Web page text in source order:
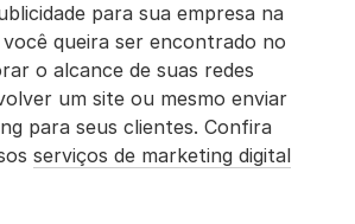
para sua empresa na
queira ser encontrado no
o alcance de suas redes
um site ou mesmo enviar
para seus clientes. Confira
serviços de marketing digital